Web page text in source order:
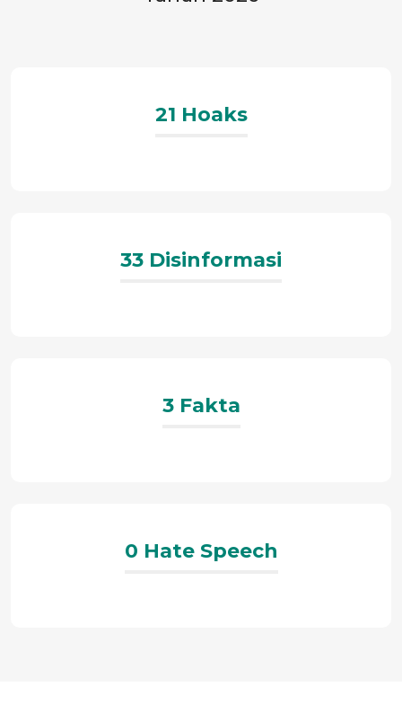
21 Hoaks
33 Disinformasi
3 Fakta
0 Hate Speech